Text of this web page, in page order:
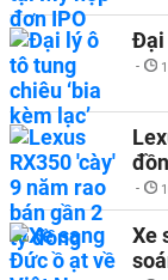
Đại
-
-
Xe